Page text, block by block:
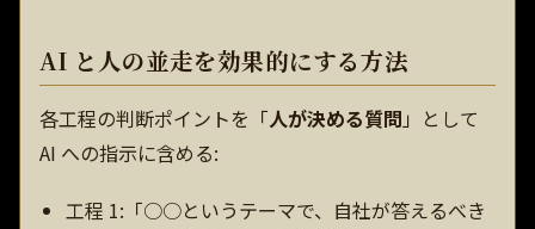
AI と人の並走を効果的にする方法
各工程の判断ポイントを「人が決める質問 」として
AI への指示に含める:
工程 1:「○○というテーマで、自社が答えるべき